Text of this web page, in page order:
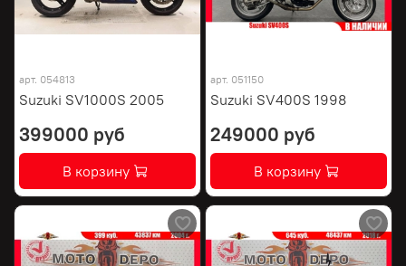
арт. 054813
Suzuki SV1000S 2005
399000 руб
В корзину
арт. 051150
Suzuki SV400S 1998
249000 руб
В корзину